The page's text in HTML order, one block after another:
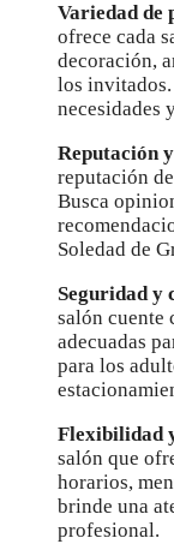
Variedad de
ofrece cada
decoración,
los invitados.
necesidades
Reputación
reputación
Busca
Soledad de
Seguridad y
salón cuente
adecuadas
para los
Flexibilidad
salón que
horarios,
brinde una
profesional.